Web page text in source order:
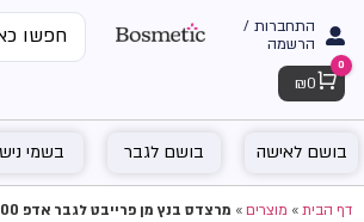
התחברות /
הרשמה
Cart
0
₪ 0
בושם לאישה בושם לגבר בשמי נישה
דף הבית»מוצרים»מרצדס בנץ מן פרייבט לגבר אדפ 100מ"ל